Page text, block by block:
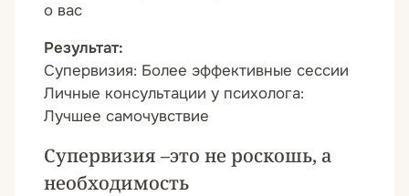
о вас
Результат:
Супервизия: Более эффективные сессии
Личные консультации у психолога:
Лучшее самочувствие
Супервизия –это не роскошь, а
необходимость